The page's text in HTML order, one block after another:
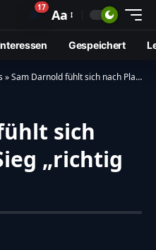
🔔17 Aa
Gespeichert
»Sam Darnold fühlt sich nach Playoff-Sieg „richtig gut“
sich
„richtig